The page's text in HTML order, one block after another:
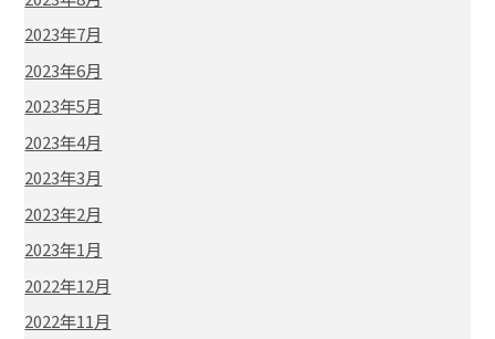
2023年7月
2023年6月
2023年5月
2023年4月
2023年3月
2023年2月
2023年1月
2022年12月
2022年11月